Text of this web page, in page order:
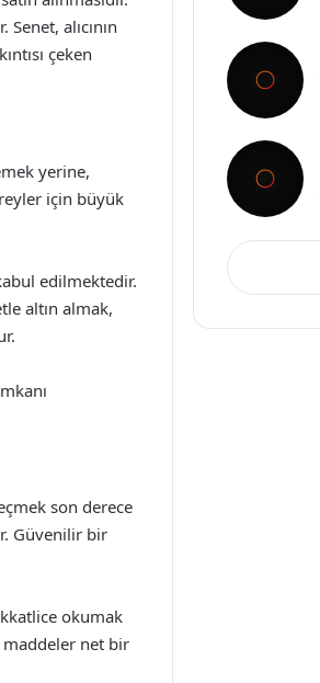
alıcının
çeken
yerine,
için büyük
edilmektedir.
altın almak,
son derece
Güvenilir bir
okumak
maddeler net bir